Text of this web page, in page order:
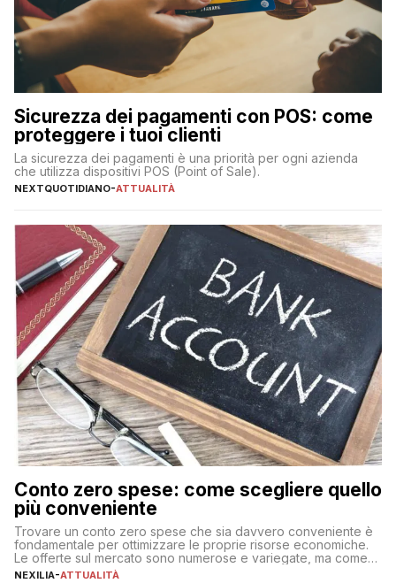
Sicurezza dei pagamenti con POS: come
proteggere i tuoi clienti
La sicurezza dei pagamenti è una priorità per ogni azienda
che utilizza dispositivi POS (Point of Sale).
NEXTQUOTIDIANO-ATTUALITÀ
Conto zero spese: come scegliere quello
più conveniente
Trovare un conto zero spese che sia davvero conveniente è
fondamentale per ottimizzare le proprie risorse economiche.
Le offerte sul mercato sono numerose e variegate, ma come
individuare quella più adatta alle proprie esigenze senza
NEXILIA-ATTUALITÀ